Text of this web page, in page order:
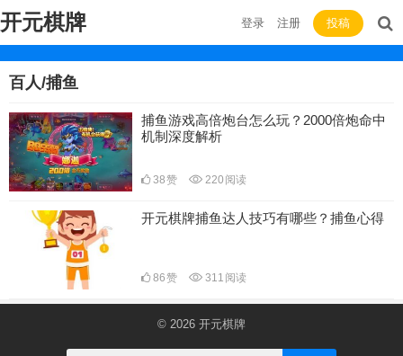
开元棋牌 登录 注册 投稿
百人/捕鱼
捕鱼游戏高倍炮台怎么玩？2000倍炮命中
机制深度解析
38赞 220 阅读
开元棋牌捕鱼达人技巧有哪些？捕鱼心得
86赞 311 阅读
© 2026 开元棋牌